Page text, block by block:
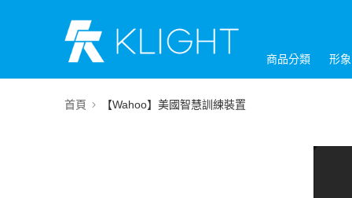
商品分類 形
首頁 【Wahoo】美國智慧訓練裝置